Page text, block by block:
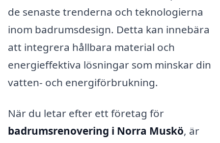
de senaste trenderna och teknologierna
inom badrumsdesign. Detta kan innebära
att integrera hållbara material och
energieffektiva lösningar som minskar din
vatten- och energiförbrukning.
När du letar efter ett företag för
badrumsrenovering i Norra Muskö, är